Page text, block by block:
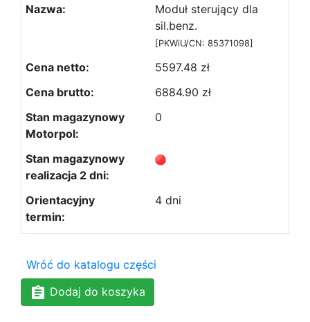
Moduł sterujący dla
sil.benz.
[PKWiU/CN: 85371098]
5597.48 zł
6884.90 zł
0
4 dni
Wróć do katalogu części
Dodaj do koszyka